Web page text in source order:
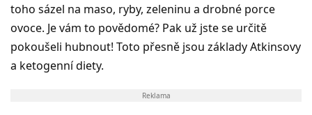
toho sázel na maso, ryby, zeleninu a drobné porce
ovoce. Je vám to povědomé? Pak už jste se určitě
pokoušeli hubnout! Toto přesně jsou základy Atkinsovy
a ketogenní diety.
Reklama